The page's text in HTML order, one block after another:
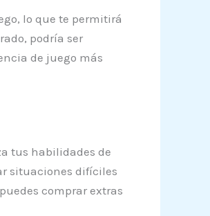
lo que te permitirá
podría ser
de juego más
tus habilidades de
situaciones difíciles
comprar extras